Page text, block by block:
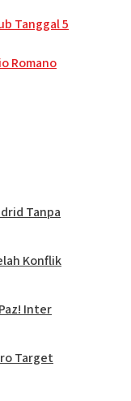
Tanggal 5
Romano
Tanpa
Konflik
Inter
Target